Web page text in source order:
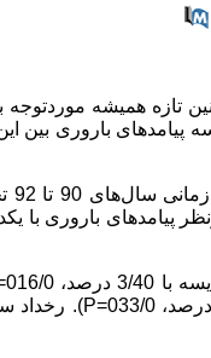
تازه همیشه موردتوجه
باروری بین
در این
و 63 نفر مورد انتقال جنین فریز ازنظر پیامدهای باروری
P=). رخداد